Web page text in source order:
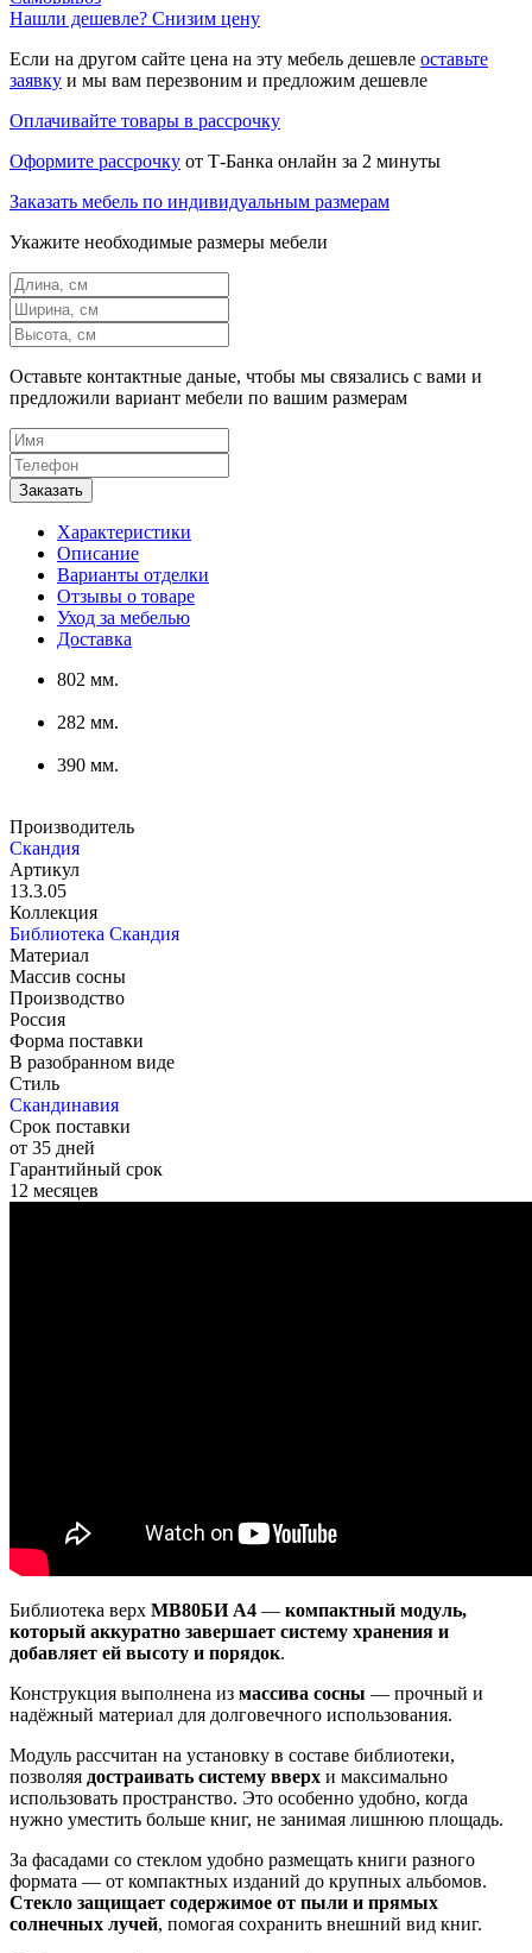
Нашли дешевле? Снизим цену
Если на другом сайте цена на эту мебель дешевле оставьте
заявку и мы вам перезвоним и предложим дешевле
Оплачивайте товары в рассрочку
Оформите рассрочку от Т-Банка онлайн за 2 минуты
Заказать мебель по индивидуальным размерам
Укажите необходимые размеры мебели
Оставьте контактные даные, чтобы мы связались с вами и
предложили вариант мебели по вашим размерам
Характеристики
Описание
Варианты отделки
Отзывы о товаре
Уход за мебелью
Доставка
802 мм.
282 мм.
390 мм.
Производитель
Скандия
Артикул
13.3.05
Коллекция
Библиотека Скандия
Материал
Массив сосны
Производство
Россия
Форма поставки
В разобранном виде
Стиль
Скандинавия
Срок поставки
от 35 дней
Гарантийный срок
12 месяцев
Библиотека верх МВ80БИ А4 — компактный модуль,
который аккуратно завершает систему хранения и
добавляет ей высоту и порядок.
Конструкция выполнена из массива сосны — прочный и
надёжный материал для долговечного использования.
Модуль рассчитан на установку в составе библиотеки,
позволяя достраивать систему вверх и максимально
использовать пространство. Это особенно удобно, когда
нужно уместить больше книг, не занимая лишнюю площадь.
За фасадами со стеклом удобно размещать книги разного
формата — от компактных изданий до крупных альбомов.
Стекло защищает содержимое от пыли и прямых
солнечных лучей, помогая сохранить внешний вид книг.